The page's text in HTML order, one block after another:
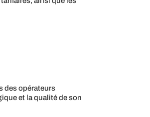
des opérateurs
et la qualité de son